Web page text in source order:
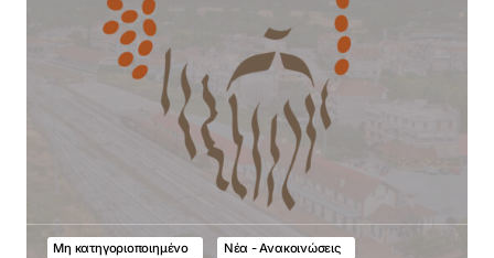
Μη κατηγοριοποιημένο
Νέα - Ανακοινώσεις